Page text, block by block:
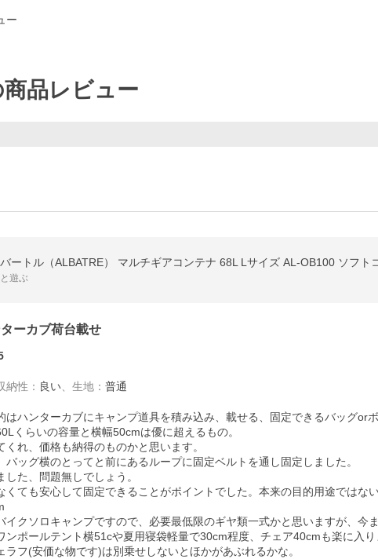
ー
品レビュー
ートル（ALBATRE） マルチギアコンテナ 68L Lサイズ AL-OB100 ソフ
遊ぶ
ーカブ荷台載せ
納性 ： 良い 生地 ： 普通
はハンターカブにキャンプ道具を積み込み、載せる、固定できるバッグor
くらいの容量と横幅50cmは優に超えるもの。
くれ、価格も納得のものかと思います。
バッグ横のとってと前にあるループに固定ベルトを通し固定しました。
した、問題無しでしょう。
くても安心して固定できることがポイントでした。本来の目的用途ではな
イクソロキャンプですので、必要最低限のギヤ類一式かと思いますが、今
ンポールテント横51cや夏用寝袋軽量で30cm程度、チェア40cmも楽に入
ラフ(安価な物です)は別乗せしないとほかがあぶれるかな。